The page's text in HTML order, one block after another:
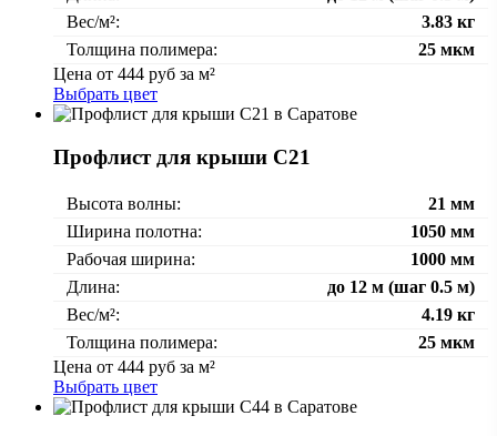
Вес/м²:
3.83 кг
Толщина полимера:
25 мкм
Цена от 444 руб за м²
Выбрать цвет
Профлист для крыши С21
Высота волны:
21 мм
Ширина полотна:
1050 мм
Рабочая ширина:
1000 мм
Длина:
до 12 м (шаг 0.5 м)
Вес/м²:
4.19 кг
Толщина полимера:
25 мкм
Цена от 444 руб за м²
Выбрать цвет